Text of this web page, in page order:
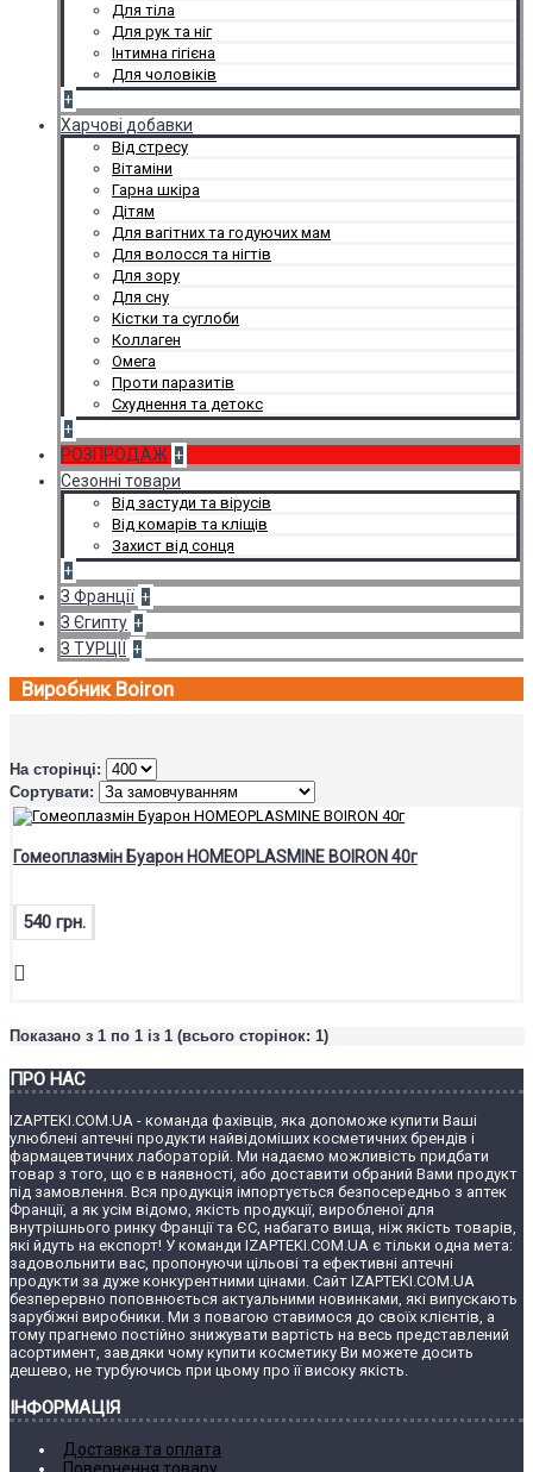
Для тіла
Для рук та ніг
Інтимна гігієна
Для чоловіків
+
Харчові добавки
Від стресу
Вітаміни
Гарна шкіра
Дітям
Для вагітних та годуючих мам
Для волосся та нігтів
Для зору
Для сну
Кістки та суглоби
Коллаген
Омега
Проти паразитів
Схуднення та детокс
+
РОЗПРОДАЖ +
Сезонні товари
Від застуди та вірусів
Від комарів та кліщів
Захист від сонця
+
З Франції +
З Єгипту +
З ТУРЦІЇ +
Виробник Boiron
На сторінці:
Сортувати:
Гомеоплазмін Буарон HOMEOPLASMINE BOIRON 40г
540 грн.
Показано з 1 по 1 із 1 (всього сторінок: 1)
ПРО НАС
IZAPTEKI.COM.UA - команда фахівців, яка допоможе купити Ваші
улюблені аптечні продукти найвідоміших косметичних брендів і
фармацевтичних лабораторій. Ми надаємо можливість придбати
товар з того, що є в наявності, або доставити обраний Вами продукт
під замовлення. Вся продукція імпортується безпосередньо з аптек
Франції, а як усім відомо, якість продукції, виробленої для
внутрішнього ринку Франції та ЄС, набагато вища, ніж якість товарів,
які йдуть на експорт! У команди IZAPTEKI.COM.UA є тільки одна мета:
задовольнити вас, пропонуючи цільові та ефективні аптечні
продукти за дуже конкурентними цінами. Сайт IZAPTEKI.COM.UA
безперервно поповнюється актуальними новинками, які випускають
зарубіжні виробники. Ми з повагою ставимося до своїх клієнтів, а
тому прагнемо постійно знижувати вартість на весь представлений
асортимент, завдяки чому купити косметику Ви можете досить
дешево, не турбуючись при цьому про її високу якість.
ІНФОРМАЦІЯ
Доставка та оплата